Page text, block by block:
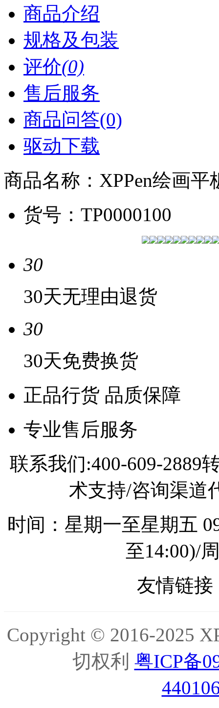
商品介绍
规格及包装
评价(0)
售后服务
商品问答(0)
驱动下载
商品名称： XPPen绘画平
货号： TP0000100
30
30天无理由退货
30
30天免费换货
正品行货 品质保障
专业售后服务
联系我们:400-609-2889
术支持/咨询渠道
时间：星期一至星期五
至14:00)/
友情链
Copyright © 2016-2025
切权利 粤ICP备